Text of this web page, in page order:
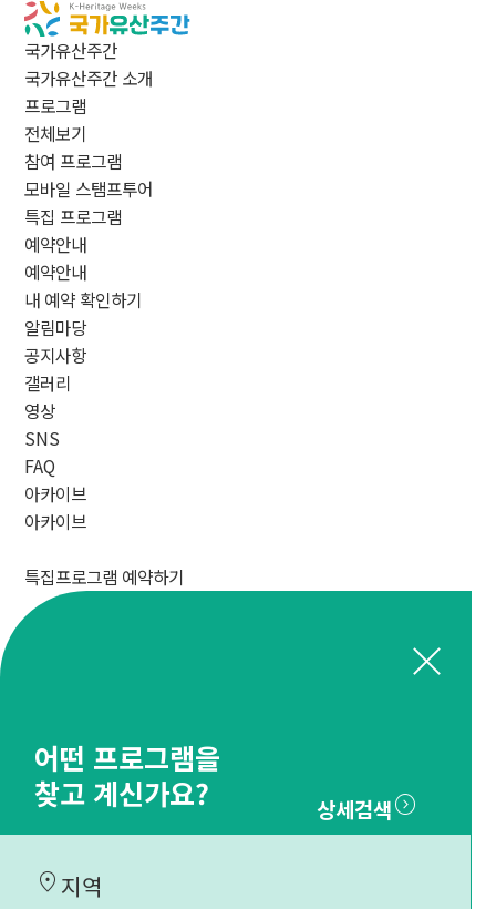
국가유산주간
국가유산주간 소개
프로그램
전체보기
참여 프로그램
모바일 스탬프투어
특집 프로그램
예약안내
예약안내
내 예약 확인하기
알림마당
공지사항
갤러리
영상
SNS
FAQ
아카이브
아카이브
특집프로그램 예약하기
close
어떤 프로그램을
찾고 계신가요?
상세검색expand_circle_right
location_on 지역